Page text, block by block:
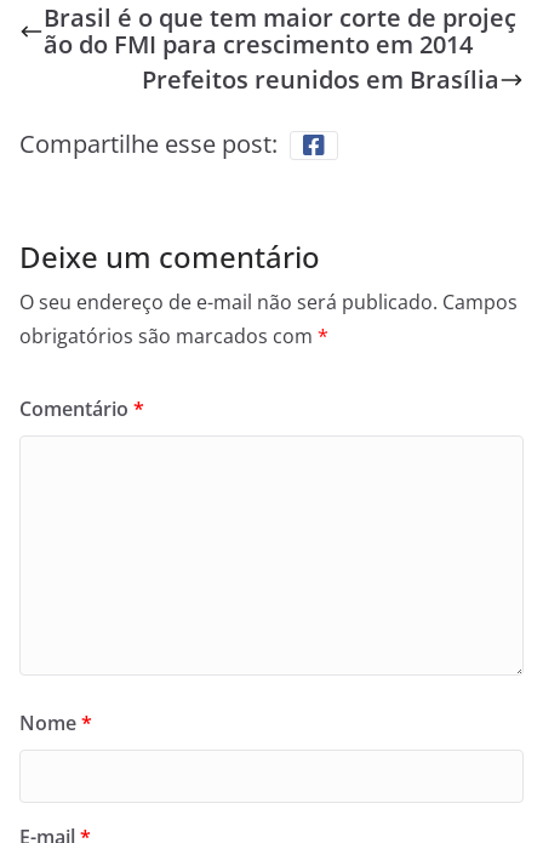
Brasil é o que tem maior corte de projeç
ão do FMI para crescimento em 2014
Prefeitos reunidos em Brasília
Compartilhe esse post:
Deixe um comentário
O seu endereço de e-mail não será publicado. Campos
obrigatórios são marcados com *
Comentário *
Nome*
E-mail*